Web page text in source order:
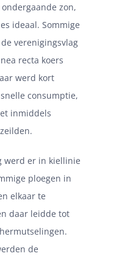
zon,
ideaal. Sommige
verenigingsvlag
recta koers
werd kort
consumptie,
inmiddels
werd er in kiellinie
ploegen in
elkaar te
daar leidde tot
de